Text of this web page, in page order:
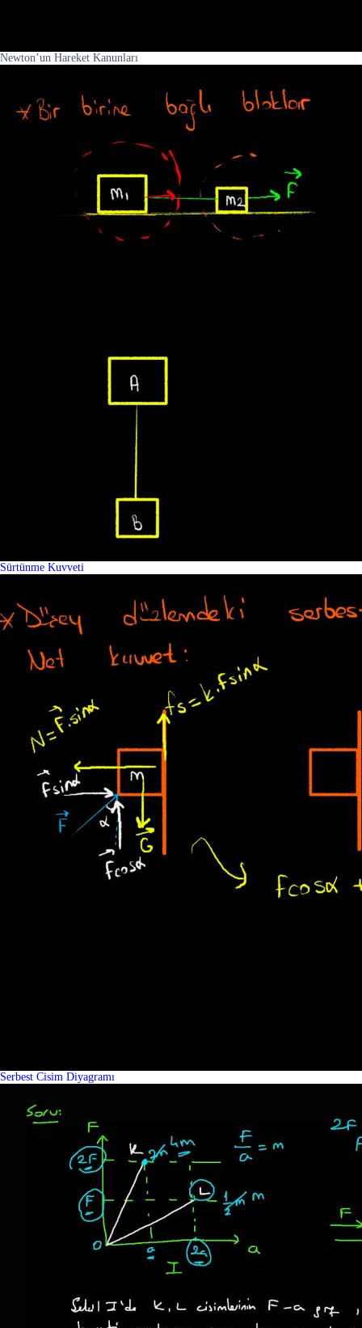
Newton’un Hareket Kanunları
Sürtünme Kuvveti
Serbest Cisim Diyagramı